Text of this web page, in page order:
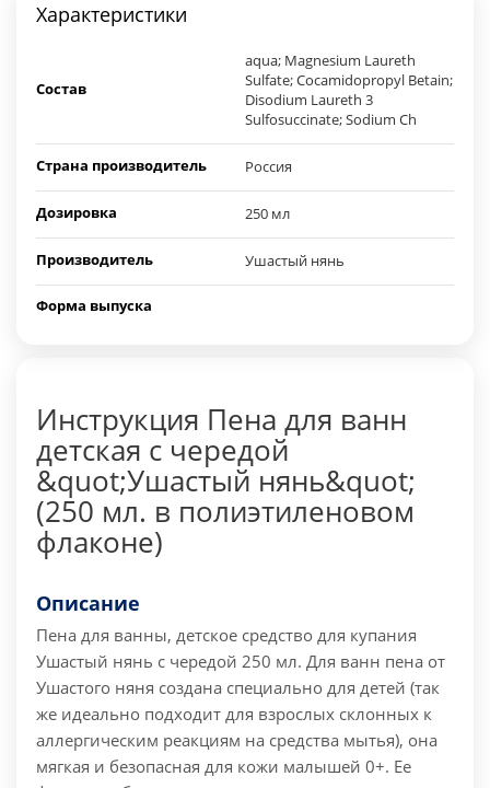
Характеристики
Состав
aqua; Magnesium Laureth
Sulfate; Cocamidopropyl Betain;
Disodium Laureth 3
Sulfosuccinate; Sodium Ch
Страна производитель Россия
Дозировка 250 мл
Производитель Ушастый нянь
Форма выпуска
Инструкция Пена для ванн
детская с чередой
&quot;Ушастый нянь&quot;
(250 мл. в полиэтиленовом
флаконе)
Описание
Пена для ванны, детское средство для купания
Ушастый нянь с чередой 250 мл. Для ванн пена от
Ушастого няня создана специально для детей (так
же идеально подходит для взрослых склонных к
аллергическим реакциям на средства мытья), она
мягкая и безопасная для кожи малышей 0+. Ее